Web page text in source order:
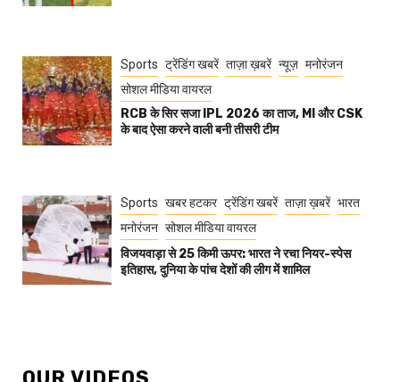
Sports ट्रेंडिंग खबरें ताज़ा ख़बरें न्यूज़ मनोरंजन
सोशल मीडिया वायरल
RCB के सिर सजा IPL 2026 का ताज, MI और CSK
के बाद ऐसा करने वाली बनी तीसरी टीम
Sports खबर हटकर ट्रेंडिंग खबरें ताज़ा ख़बरें भारत
मनोरंजन सोशल मीडिया वायरल
विजयवाड़ा से 25 किमी ऊपर: भारत ने रचा नियर-स्पेस
इतिहास, दुनिया के पांच देशों की लीग में शामिल